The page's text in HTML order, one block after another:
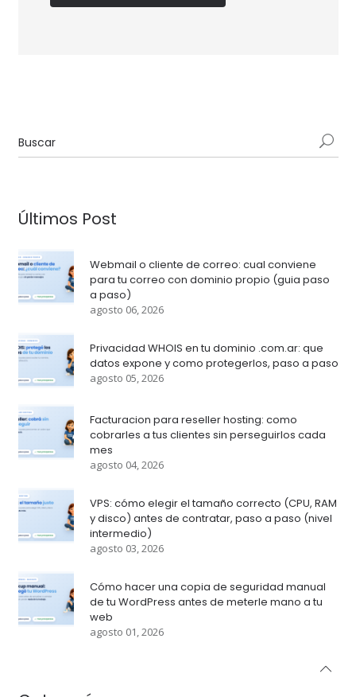
Últimos Post
Webmail o cliente de correo: cual conviene
para tu correo con dominio propio (guia paso
a paso)
agosto 06, 2026
Privacidad WHOIS en tu dominio .com.ar: que
datos expone y como protegerlos, paso a paso
agosto 05, 2026
Facturacion para reseller hosting: como
cobrarles a tus clientes sin perseguirlos cada
mes
agosto 04, 2026
VPS: cómo elegir el tamaño correcto (CPU, RAM
y disco) antes de contratar, paso a paso (nivel
intermedio)
agosto 03, 2026
Cómo hacer una copia de seguridad manual
de tu WordPress antes de meterle mano a tu
web
agosto 01, 2026